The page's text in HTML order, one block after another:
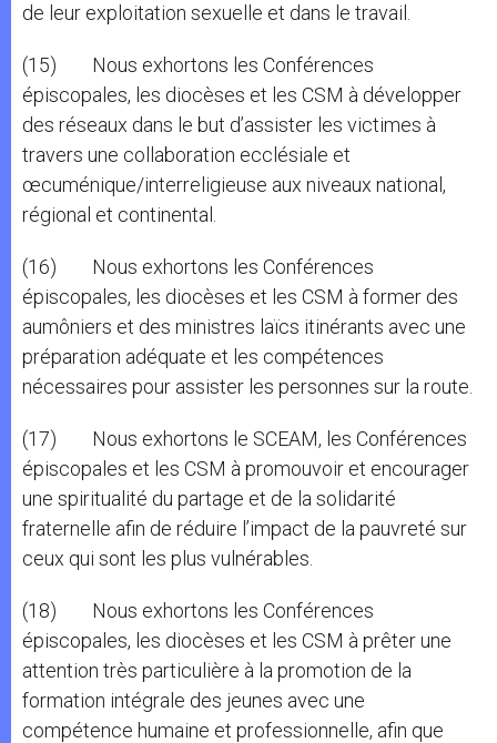
de leur exploitation sexuelle et dans le travail.
(15) Nous exhortons les Conférences
épiscopales, les diocèses et les CSM à développer
des réseaux dans le but d’assister les victimes à
travers une collaboration ecclésiale et
œcuménique/interreligieuse aux niveaux national,
régional et continental.
(16) Nous exhortons les Conférences
épiscopales, les diocèses et les CSM à former des
aumôniers et des ministres laïcs itinérants avec une
préparation adéquate et les compétences
nécessaires pour assister les personnes sur la route.
(17) Nous exhortons le SCEAM, les Conférences
épiscopales et les CSM à promouvoir et encourager
une spiritualité du partage et de la solidarité
fraternelle afin de réduire l’impact de la pauvreté sur
ceux qui sont les plus vulnérables.
(18) Nous exhortons les Conférences
épiscopales, les diocèses et les CSM à prêter une
attention très particulière à la promotion de la
formation intégrale des jeunes avec une
compétence humaine et professionnelle, afin que